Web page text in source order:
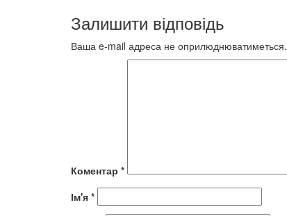
Залишити відповідь
Ваша e-mail адреса не оприлюднюватиметься.
Коментар *
Ім'я *